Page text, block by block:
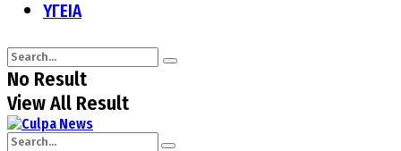
ΥΓΕΙΑ
No Result
View All Result